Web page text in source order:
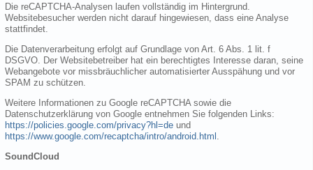
Die reCAPTCHA-Analysen laufen vollständig im Hintergrund.
Websitebesucher werden nicht darauf hingewiesen, dass eine Analyse
stattfindet.
Die Datenverarbeitung erfolgt auf Grundlage von Art. 6 Abs. 1 lit. f
DSGVO. Der Websitebetreiber hat ein berechtigtes Interesse daran, seine
Webangebote vor missbräuchlicher automatisierter Ausspähung und vor
SPAM zu schützen.
Weitere Informationen zu Google reCAPTCHA sowie die
Datenschutzerklärung von Google entnehmen Sie folgenden Links:
https://policies.google.com/privacy?hl=de und
https://www.google.com/recaptcha/intro/android.html
SoundCloud